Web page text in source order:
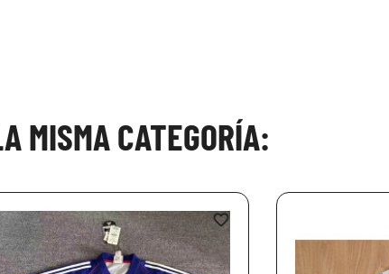
MISMA CATEGORÍA:
favorite_border